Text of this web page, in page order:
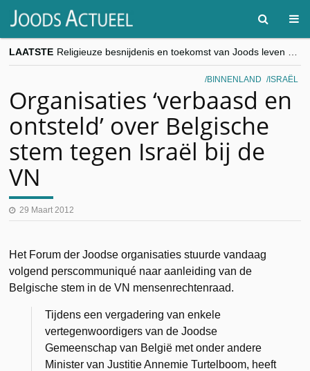
LAATSTE
“Besnijdenisdebat toont hoe moeilijk seculiere Westen minderheden begrijpt”, Jinnih Beels (Vooruit)
CITYTRIP | ROEMENIË – Boekarest: de verrassing van Oost-Europa
goKosher lanceert nieuwe website en samenwerking met Mishpacha voor kosher travel en simchas wereldwijd
BINNENLAND ISRAËL
Organisaties ‘verbaasd en
ontsteld’ over Belgische
stem tegen Israël bij de
VN
29 Maart 2012
Het Forum der Joodse organisaties stuurde vandaag
volgend perscommuniqué naar aanleiding van de
Belgische stem in de VN mensenrechtenraad.
Tijdens een vergadering van enkele
vertegenwoordigers van de Joodse
Gemeenschap van België met onder andere
Minister van Justitie Annemie Turtelboom, heeft